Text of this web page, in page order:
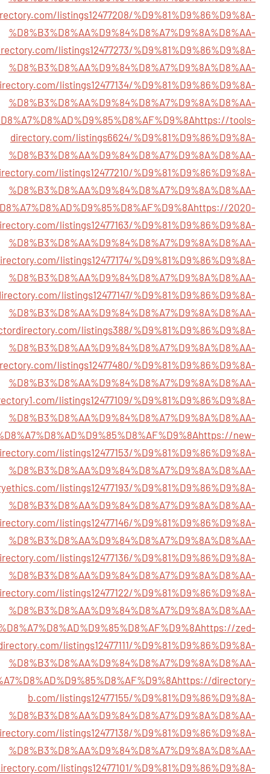
listings12477208/%D9%81%D9%86%D9%8A-
%D8%B3%D8%AA%D9%84%D8%A7%D9%8A%D8%AA-
listings12477273/%D9%81%D9%86%D9%8A-
%D8%B3%D8%AA%D9%84%D8%A7%D9%8A%D8%AA-
listings12477134/%D9%81%D9%86%D9%8A-
%D8%B3%D8%AA%D9%84%D8%A7%D9%8A%D8%AA-
https://tools-
directory.com/listings6624/%D9%81%D9%86%D9%8A-
%D8%B3%D8%AA%D9%84%D8%A7%D9%8A%D8%AA-
listings12477210/%D9%81%D9%86%D9%8A-
%D8%B3%D8%AA%D9%84%D8%A7%D9%8A%D8%AA-
https://2020-
listings12477163/%D9%81%D9%86%D9%8A-
%D8%B3%D8%AA%D9%84%D8%A7%D9%8A%D8%AA-
listings12477174/%D9%81%D9%86%D9%8A-
%D8%B3%D8%AA%D9%84%D8%A7%D9%8A%D8%AA-
listings12477147/%D9%81%D9%86%D9%8A-
%D8%B3%D8%AA%D9%84%D8%A7%D9%8A%D8%AA-
listings388/%D9%81%D9%86%D9%8A-
%D8%B3%D8%AA%D9%84%D8%A7%D9%8A%D8%AA-
listings12477480/%D9%81%D9%86%D9%8A-
%D8%B3%D8%AA%D9%84%D8%A7%D9%8A%D8%AA-
listings12477109/%D9%81%D9%86%D9%8A-
%D8%B3%D8%AA%D9%84%D8%A7%D9%8A%D8%AA-
https://new-
listings12477153/%D9%81%D9%86%D9%8A-
%D8%B3%D8%AA%D9%84%D8%A7%D9%8A%D8%AA-
listings12477193/%D9%81%D9%86%D9%8A-
%D8%B3%D8%AA%D9%84%D8%A7%D9%8A%D8%AA-
listings12477146/%D9%81%D9%86%D9%8A-
%D8%B3%D8%AA%D9%84%D8%A7%D9%8A%D8%AA-
listings12477136/%D9%81%D9%86%D9%8A-
%D8%B3%D8%AA%D9%84%D8%A7%D9%8A%D8%AA-
listings12477122/%D9%81%D9%86%D9%8A-
%D8%B3%D8%AA%D9%84%D8%A7%D9%8A%D8%AA-
https://zed-
listings12477111/%D9%81%D9%86%D9%8A-
%D8%B3%D8%AA%D9%84%D8%A7%D9%8A%D8%AA-
https://directory-
b.com/listings12477155/%D9%81%D9%86%D9%8A-
%D8%B3%D8%AA%D9%84%D8%A7%D9%8A%D8%AA-
listings12477138/%D9%81%D9%86%D9%8A-
%D8%B3%D8%AA%D9%84%D8%A7%D9%8A%D8%AA-
listings12477101/%D9%81%D9%86%D9%8A-